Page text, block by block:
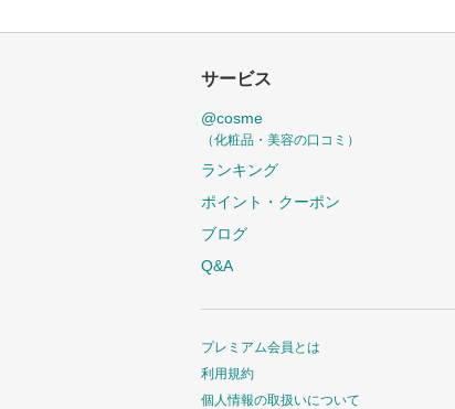
サービス
@cosme
（化粧品・美容の口コミ）
ランキング
ポイント・クーポン
ブログ
Q&A
プレミアム会員とは
利用規約
個人情報の取扱いについて